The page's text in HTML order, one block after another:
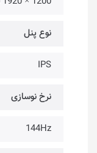
نوع پنل
IPS
نرخ نوسازی
144Hz